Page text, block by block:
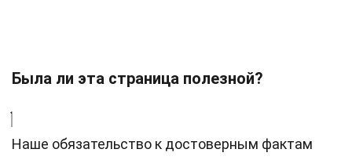
Была ли эта страница полезной?
Наше обязательство к достоверным фактам